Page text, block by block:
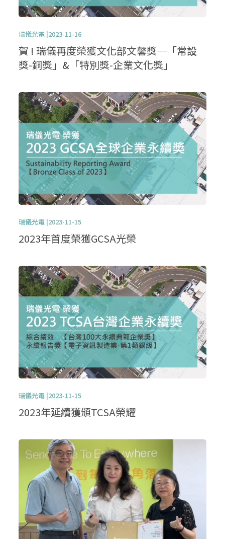
瑞儀光電 |2023-11-16
賀 ! 瑞儀再度榮獲文化部文馨獎─「常設
獎-銅獎」&「特別獎-企業文化獎」
瑞儀光電 |2023-11-15
2023年首度榮獲GCSA光榮
瑞儀光電 |2023-11-15
2023年延續獲頒TCSA榮耀